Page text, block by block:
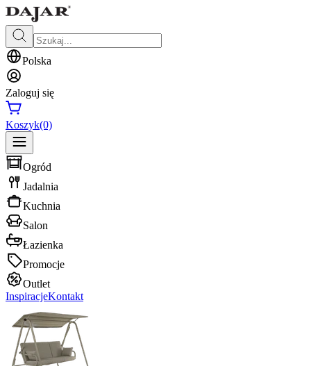
Polska
Zaloguj się
Koszyk(0)
Ogród
Jadalnia
Kuchnia
Salon
Łazienka
Promocje
Outlet
InspiracjeKontakt